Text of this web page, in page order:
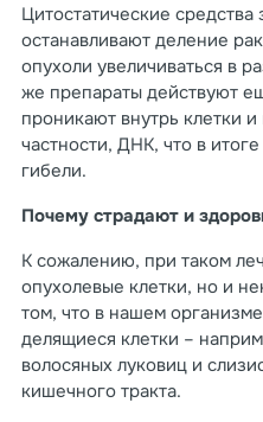
Цитостатические
останавливают деление
опухоли увеличиваться в
же препараты действуют
проникают внутрь клетки
частности, ДНК, что в
гибели.
Почему страдают и
К сожалению, при таком
опухолевые клетки, но и
том, что в нашем
делящиеся клетки –
волосяных луковиц и
кишечного тракта.